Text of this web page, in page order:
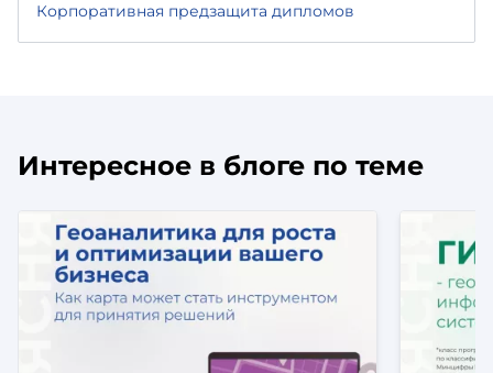
Корпоративная предзащита дипломов
Интересное в блоге по теме